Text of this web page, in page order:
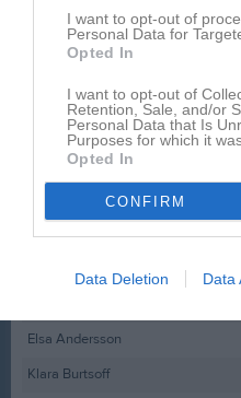
I want to opt-out of
Personal Data for
Opted In
I want to opt-out of
Retention, Sale, and/or
Personal Data that Is
Purposes for which it
Opted In
CONFIRM
Data Deletion Data
Spelarstatistik
Rachaelle Irishura
Sabina Johansson
Amanda Karlkvist
Alexandra Kjellbo
Elsa Andersson
Klara Burtsoff